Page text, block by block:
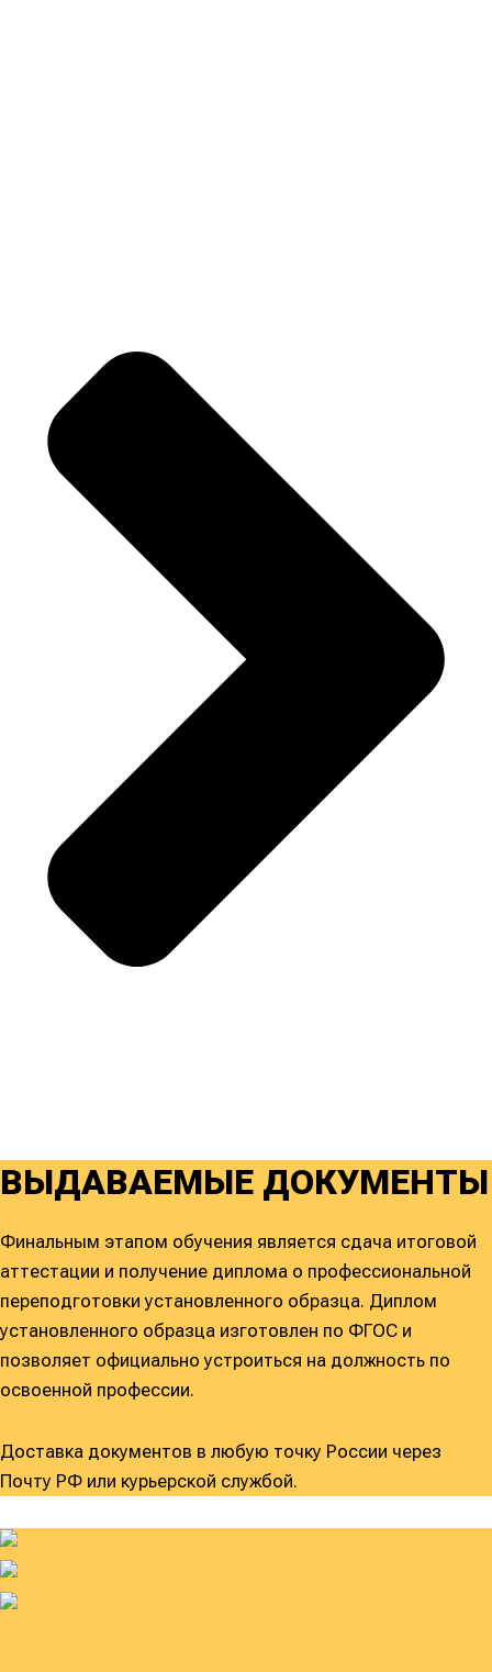
ВЫДАВАЕМЫЕ ДОКУМЕНТЫ
Финальным этапом обучения является сдача итоговой
аттестации и получение диплома о профессиональной
переподготовки установленного образца. Диплом
установленного образца изготовлен по ФГОС и
позволяет официально устроиться на должность по
освоенной профессии.
Доставка документов в любую точку России через
Почту РФ или курьерской службой.